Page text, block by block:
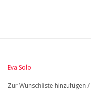
Eva Solo
Zur Wunschliste hinzufügen /